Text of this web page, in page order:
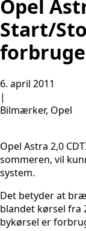
Opel
Start/
6. april 2011
|
Bilmærker, Opel
Opel Astra 2,0
sommeren, vil
system.
Det betyder at
blandet kørsel fra
bykørsel er